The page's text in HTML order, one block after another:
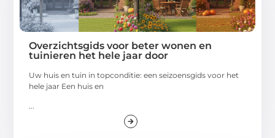
Overzichtsgids voor beter wonen en
tuinieren het hele jaar door
Uw huis en tuin in topconditie: een seizoensgids voor het
hele jaar Een huis en
...